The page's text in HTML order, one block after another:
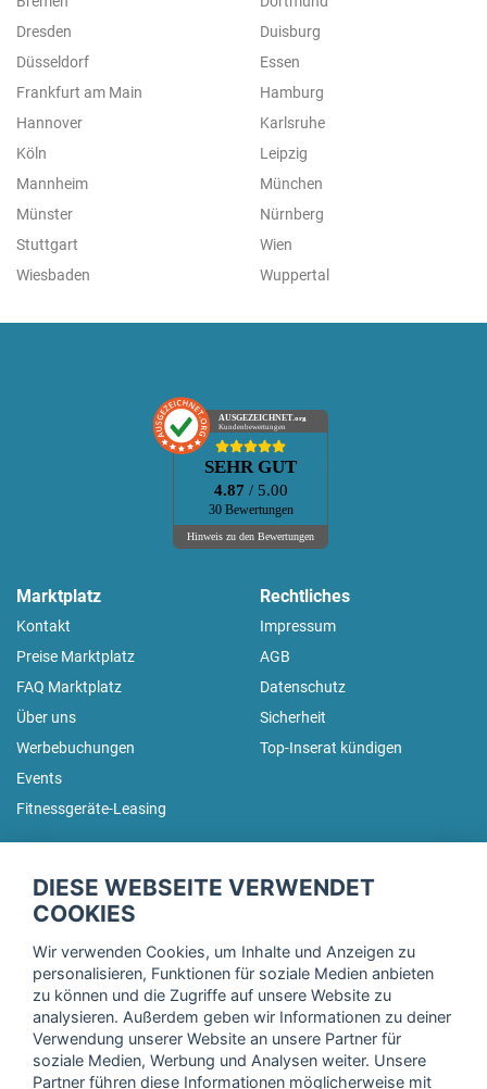
Dresden
Duisburg
Düsseldorf
Essen
Frankfurt am Main
Hamburg
Hannover
Karlsruhe
Köln
Leipzig
Mannheim
München
Münster
Nürnberg
Stuttgart
Wien
Wiesbaden
Wuppertal
AUSGEZEICHNET .org
Kundenbewertungen
SEHR GUT
4.87 / 5.00
30 Bewertungen
Hinweis zu den Bewertungen
Marktplatz
Kontakt
Preise Marktplatz
FAQ Marktplatz
Über uns
Werbebuchungen
Events
Fitnessgeräte-Leasing
Rechtliches
Impressum
AGB
Datenschutz
Sicherheit
Top-Inserat kündigen
Trage dich hier für unseren Newsletter ein und erhalte regelmäßig
Ich stimme der Verarbeitung meiner Daten, wie in der
Einwilligungserklärungder fitnessmarkt.de services GmbH
DIESE WEBSEITE VERWENDET
COOKIES
Wir verwenden Cookies, um Inhalte und Anzeigen zu
personalisieren, Funktionen für soziale Medien anbieten
zu können und die Zugriffe auf unsere Website zu
analysieren. Außerdem geben wir Informationen zu deiner
Verwendung unserer Website an unsere Partner für
soziale Medien, Werbung und Analysen weiter. Unsere
Partner führen diese Informationen möglicherweise mit